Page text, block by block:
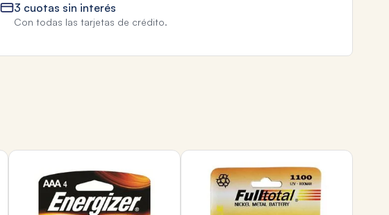
3 cuotas sin interés
Con todas las tarjetas de crédito.